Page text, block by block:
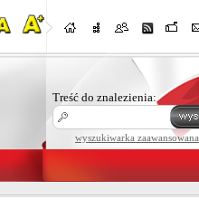
Treść do znalezienia:
wyszukiwarka zaawansowana